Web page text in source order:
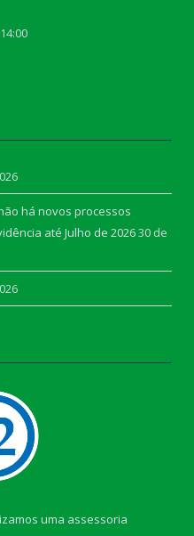
há novos processos
até Julho de 202630 de
uma assessoria